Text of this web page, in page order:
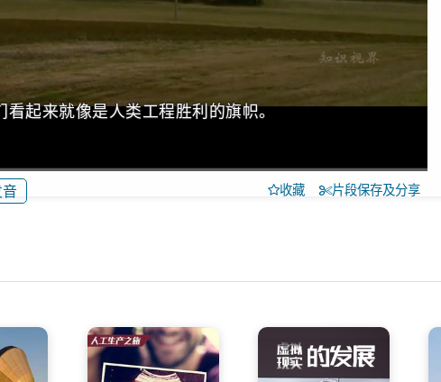
看起来就像是人类工程胜利的旗帜。
高清 1x
收藏 片段保存及分享